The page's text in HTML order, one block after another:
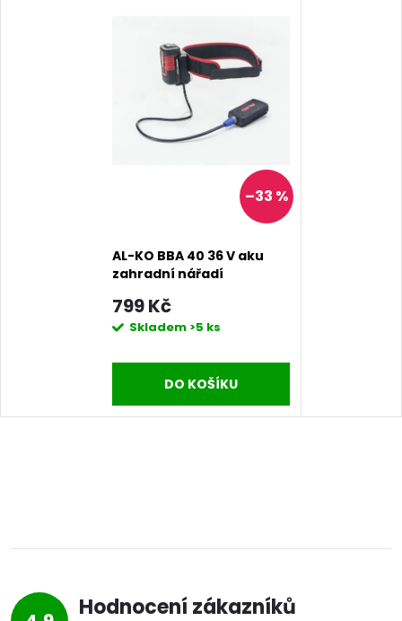
–33 %
AL-KO BBA 40 36 V aku
zahradní nářadí
799 Kč
Skladem >5 ks
DO KOŠÍKU
Hodnocení zákazníků